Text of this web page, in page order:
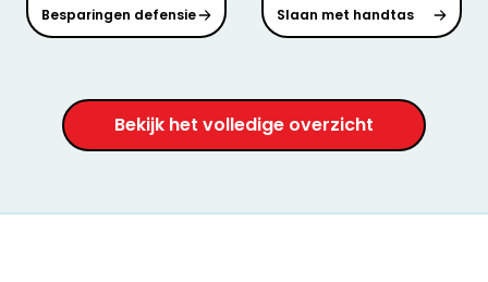
Besparingen defensie Slaan met handtas
Bekijk het volledige overzicht